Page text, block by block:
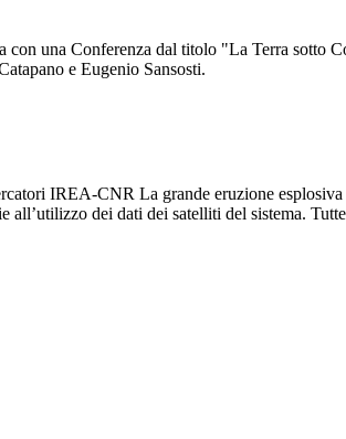
una Conferenza dal titolo "La Terra
e Eugenio Sansosti.
IREA-CNR La grande eruzione
all’utilizzo dei dati dei satelliti del sistema.